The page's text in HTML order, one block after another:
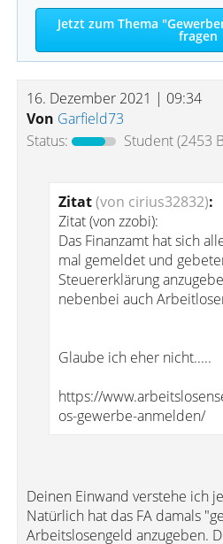
Jetzt zum Thema
fragen
16. Dezember 2021 | 09:34
Von Garfield73
Status:
Student(2453
Zitat(von cirius32832):
Zitat (von zzobi):
Das Finanzamt hat sich
mal gemeldet und
Steuererklärung
nebenbei auch
Glaube ich eher nicht.....
https://
os-gewerbe-anmelden/
Deinen Einwand verstehe ich
Natürlich hat das FA damals
Arbeitslosengeld anzugeben.